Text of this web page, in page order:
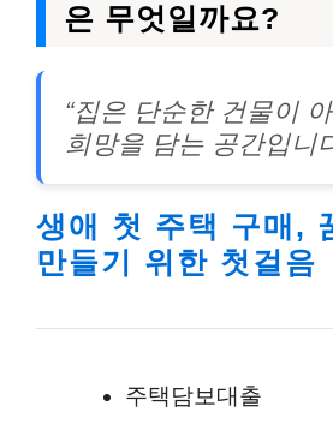
은 무엇일까요?
“집은 단순한 건물이
희망을 담는 공간입니
생애 첫 주택 구매,
만들기 위한 첫걸음
주택담보대출